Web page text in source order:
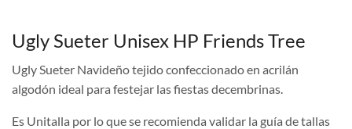
Ugly Sueter Unisex HP Friends Tree
Ugly Sueter Navideño tejido confeccionado en acrilán
algodón ideal para festejar las fiestas decembrinas.
Es Unitalla por lo que se recomienda validar la guía de tallas